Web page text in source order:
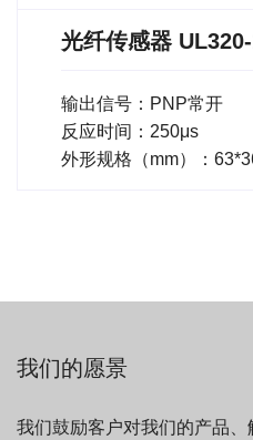
光纤传感器
输出信号：PNP常开
反应时间：250μs
外形规格（mm）：
我们的愿景
我们鼓励客户对我们的产品、